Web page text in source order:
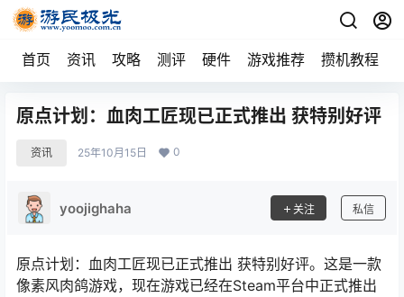
首页 资讯 攻略 测评 硬件 游戏推荐 攒机教程
原点计划：血肉工匠现已正式推出 获特别好评
资讯 25年10月15日 0
yoojighaha 关注 私信
原点计划：血肉工匠现已正式推出 获特别好评。这是一款
像素风肉鸽游戏，现在游戏已经在Steam平台中正式推出